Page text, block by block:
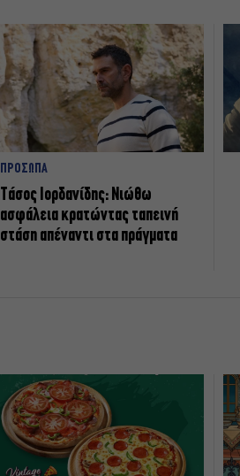
ΠΡΟΣΩΠΑ
Tάσος Ιορδανίδης: Νιώθω
ασφάλεια κρατώντας ταπεινή
στάση απέναντι στα πράγματα